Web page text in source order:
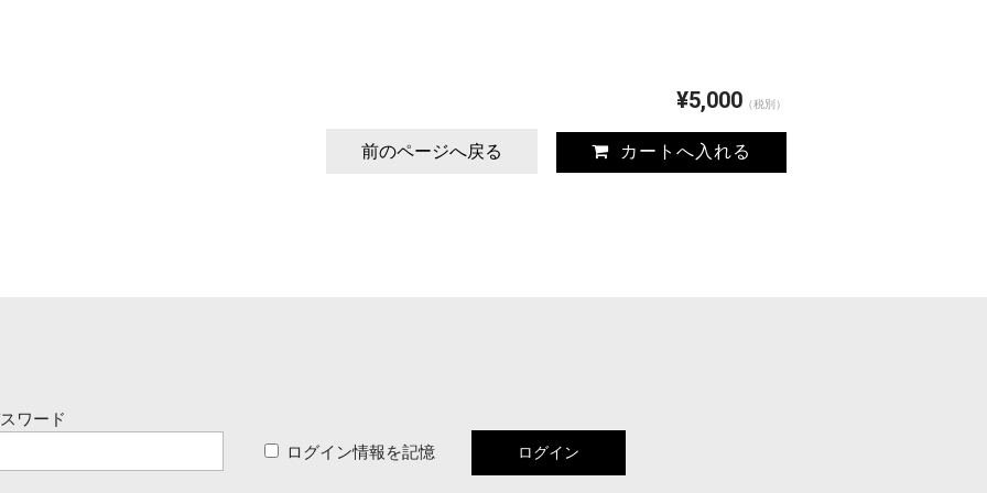
¥5,000 （税別）
前のページへ戻る
ワード
ログイン情報を記憶